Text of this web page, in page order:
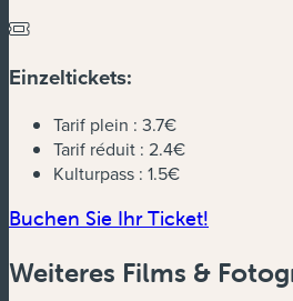
Einzeltickets:
Tarif plein : 3.7€
Tarif réduit : 2.4€
Kulturpass : 1.5€
Buchen Sie Ihr Ticket!
Weiteres Films &